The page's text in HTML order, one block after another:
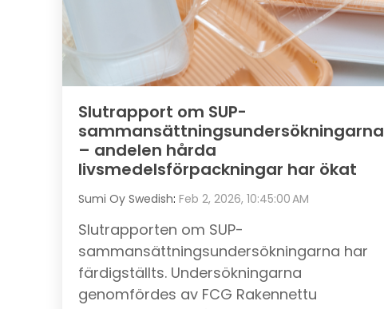
Slutrapport om SUP-
sammansättningsundersökningarna
– andelen hårda
livsmedelsförpackningar har ökat
Sumi Oy Swedish: Feb 2, 2026, 10:45:00 AM
Slutrapporten om SUP-
sammansättningsundersökningarna har
färdigställts. Undersökningarna
genomfördes av FCG Rakennettu